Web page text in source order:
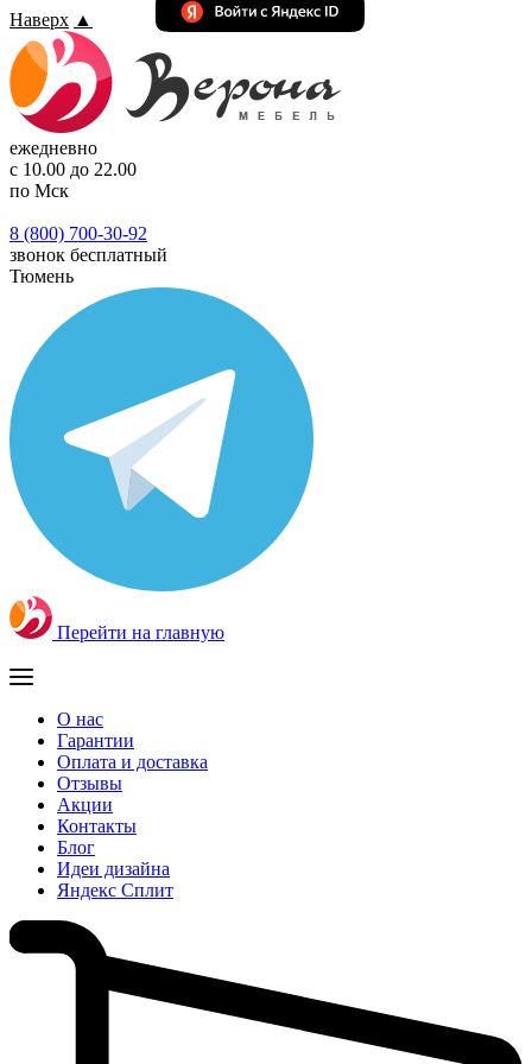
Наверх ▲
ежедневно
с 10.00 до 22.00
по Мск
8 (800) 700-30-92
звонок бесплатный
Тюмень
Перейти на главную
О нас
Гарантии
Оплата и доставка
Отзывы
Акции
Контакты
Блог
Идеи дизайна
Яндекс Сплит